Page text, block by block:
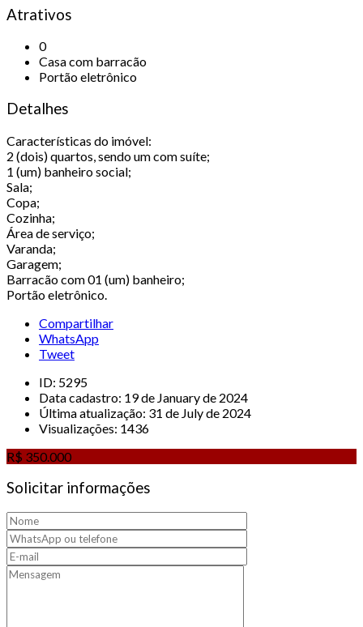
Atrativos
0
Casa com barracão
Portão eletrônico
Detalhes
Características do imóvel:
2 (dois) quartos, sendo um com suíte;
1 (um) banheiro social;
Sala;
Copa;
Cozinha;
Área de serviço;
Varanda;
Garagem;
Barracão com 01 (um) banheiro;
Portão eletrônico.
Compartilhar
WhatsApp
Tweet
ID: 5295
Data cadastro: 19 de January de 2024
Última atualização: 31 de July de 2024
Visualizações: 1436
R$ 350.000
Solicitar informações